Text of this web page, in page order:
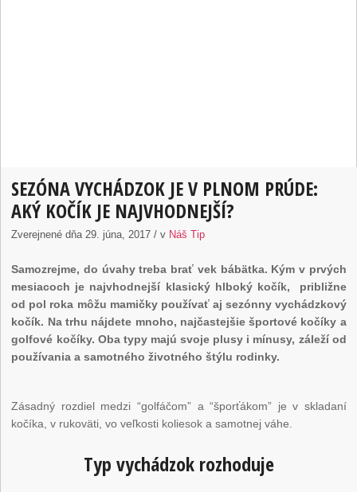
SEZÓNA VYCHÁDZOK JE V PLNOM PRÚDE:
AKÝ KOČÍK JE NAJVHODNEJŠÍ?
Zverejnené dňa 29. júna, 2017 / v Náš Tip
Samozrejme, do úvahy treba brať vek bábätka. Kým v prvých
mesiacoch je najvhodnejší klasický hlboký kočík, približne
od pol roka môžu mamičky používať aj sezónny vychádzkový
kočík. Na trhu nájdete mnoho, najčastejšie športové kočíky a
golfové kočíky. Oba typy majú svoje plusy i mínusy, záleží od
používania a samotného životného štýlu rodinky.
Zásadný rozdiel medzi “golfáčom” a “šporťákom” je v skladaní
kočíka, v rukoväti, vo veľkosti koliesok a samotnej váhe.
Typ vychádzok rozhoduje